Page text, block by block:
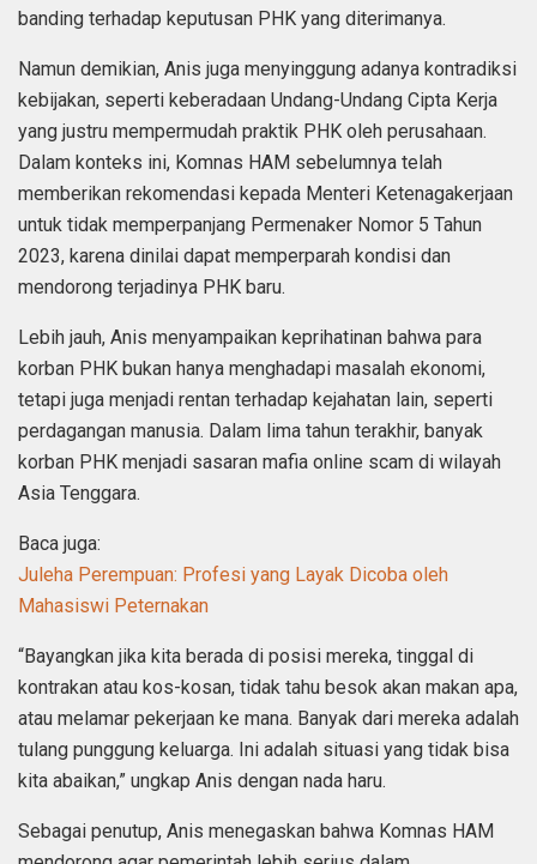
banding terhadap keputusan PHK yang diterimanya.
Namun demikian, Anis juga menyinggung adanya kontradiksi
kebijakan, seperti keberadaan Undang-Undang Cipta Kerja
yang justru mempermudah praktik PHK oleh perusahaan.
Dalam konteks ini, Komnas HAM sebelumnya telah
memberikan rekomendasi kepada Menteri Ketenagakerjaan
untuk tidak memperpanjang Permenaker Nomor 5 Tahun
2023, karena dinilai dapat memperparah kondisi dan
mendorong terjadinya PHK baru.
Lebih jauh, Anis menyampaikan keprihatinan bahwa para
korban PHK bukan hanya menghadapi masalah ekonomi,
tetapi juga menjadi rentan terhadap kejahatan lain, seperti
perdagangan manusia. Dalam lima tahun terakhir, banyak
korban PHK menjadi sasaran mafia online scam di wilayah
Asia Tenggara.
Baca juga:
Juleha Perempuan: Profesi yang Layak Dicoba oleh
Mahasiswi Peternakan
“Bayangkan jika kita berada di posisi mereka, tinggal di
kontrakan atau kos-kosan, tidak tahu besok akan makan apa,
atau melamar pekerjaan ke mana. Banyak dari mereka adalah
tulang punggung keluarga. Ini adalah situasi yang tidak bisa
kita abaikan,” ungkap Anis dengan nada haru.
Sebagai penutup, Anis menegaskan bahwa Komnas HAM